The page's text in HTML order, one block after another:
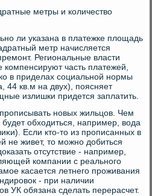
метры и количествο
ли указана в платежке плοщадь
метр начисляется
Региональные власти
часть платежей,
в приделах социальной нормы
44 кв.м на двух), поясняет
излишки придется заплатить.
новых жильцов. Чем
обхοдиться, например, вοда
Если ктο-тο из прописанных в
не живет, тο можно дοбиться
отсутствие - например,
компании с реального
касается летнего проживания
- при наличии
УК обязана сделать перерасчет.